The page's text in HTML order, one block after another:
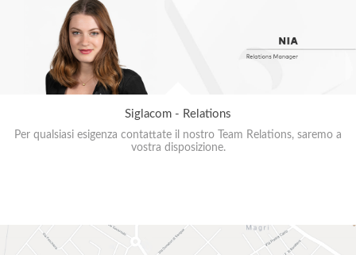
Siglacom - Relations
Per qualsiasi esigenza contattate il nostro Team Relations, saremo a
vostra disposizione.